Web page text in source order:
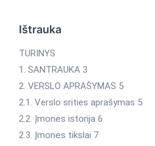
Ištrauka
TURINYS
1. SANTRAUKA 3
2. VERSLO APRAŠYMAS 5
2.1. Verslo srities aprašymas 5
2.2. Įmonės istorija 6
2.3. Įmonės tikslai 7